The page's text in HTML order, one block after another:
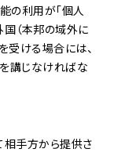
の利用が「個人
（本邦の域外に
受ける場合には、
講じなければな
手方から提供さ